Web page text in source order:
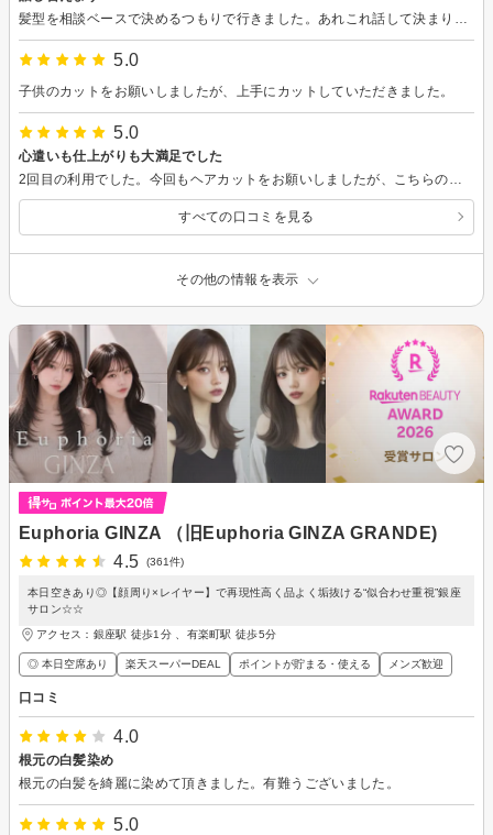
5.0
子供のカットをお願いしましたが、上手にカットしていただきました。
5.0
心遣いも仕上がりも大満足でした
すべての口コミを見る
その他の情報を表示
Euphoria GINZA （旧Euphoria GINZA GRANDE)
4.5
(361件)
本日空きあり◎【顔周り×レイヤー】で再現性高く品よく垢抜ける“似合わせ重視”銀座
サロン☆☆
アクセス：銀座駅 徒歩1分 、有楽町駅 徒歩5分
◎ 本日空席あり 楽天スーパーDEAL ポイントが貯まる・使える メンズ歓迎
口コミ
4.0
根元の白髪染め
根元の白髪を綺麗に染めて頂きました。有難うございました。
5.0